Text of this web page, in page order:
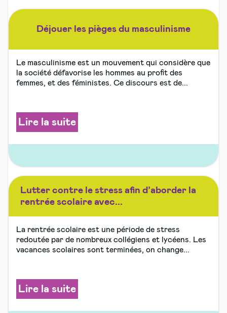
Déjouer les pièges du masculinisme
Le masculinisme est un mouvement qui considère que
la société défavorise les hommes au profit des
femmes, et des féministes. Ce discours est de...
Lire la suite
Lutter contre le stress afin d’aborder la
rentrée scolaire avec...
La rentrée scolaire est une période de stress
redoutée par de nombreux collégiens et lycéens. Les
vacances scolaires sont terminées, on change...
Lire la suite